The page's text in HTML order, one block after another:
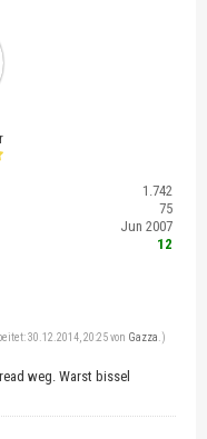
1.742
75
Jun 2007
12
30.12.2014, 20:25 von Gazza .)
weg. Warst bissel